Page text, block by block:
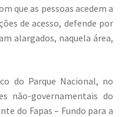
que as pessoas acedem a
de acesso, defende por
alargados, naquela área,
do Parque Nacional, no
não-governamentais do
do Fapas – Fundo para a